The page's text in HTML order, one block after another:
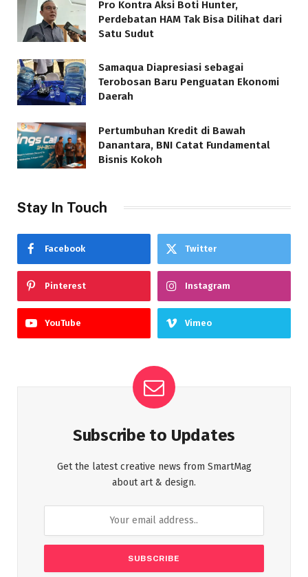
Pro Kontra Aksi Boti Hunter,
Perdebatan HAM Tak Bisa Dilihat dari
Satu Sudut
Samaqua Diapresiasi sebagai
Terobosan Baru Penguatan Ekonomi
Daerah
Pertumbuhan Kredit di Bawah
Danantara, BNI Catat Fundamental
Bisnis Kokoh
Stay In Touch
Facebook Twitter
Pinterest Instagram
YouTube Vimeo
Subscribe to Updates
Get the latest creative news from SmartMag
about art & design.